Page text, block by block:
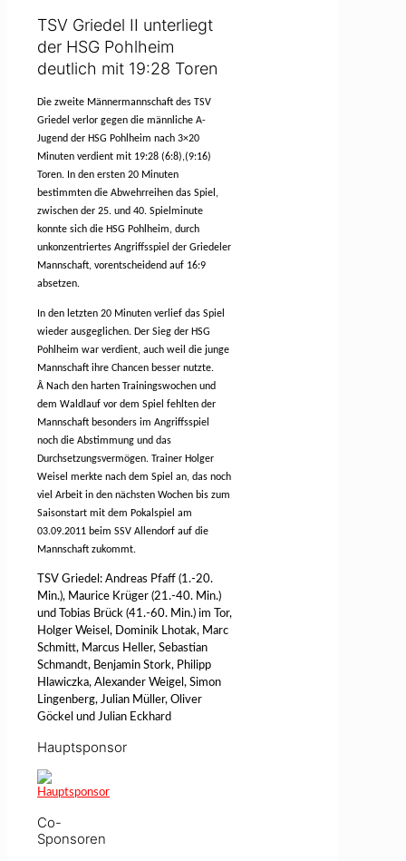
TSV Griedel II unterliegt
der HSG Pohlheim
deutlich mit 19:28 Toren
Die zweite Männermannschaft des TSV
Griedel verlor gegen die männliche A-
Jugend der HSG Pohlheim nach 3×20
Minuten verdient mit 19:28 (6:8),(9:16)
Toren. In den ersten 20 Minuten
bestimmten die Abwehrreihen das Spiel,
zwischen der 25. und 40. Spielminute
konnte sich die HSG Pohlheim, durch
unkonzentriertes Angriffsspiel der Griedeler
Mannschaft, vorentscheidend auf 16:9
absetzen.
In den letzten 20 Minuten verlief das Spiel
wieder ausgeglichen. Der Sieg der HSG
Pohlheim war verdient, auch weil die junge
Mannschaft ihre Chancen besser nutzte.
Â Nach den harten Trainingswochen und
dem Waldlauf vor dem Spiel fehlten der
Mannschaft besonders im Angriffsspiel
noch die Abstimmung und das
Durchsetzungsvermögen. Trainer Holger
Weisel merkte nach dem Spiel an, das noch
viel Arbeit in den nächsten Wochen bis zum
Saisonstart mit dem Pokalspiel am
03.09.2011 beim SSV Allendorf auf die
Mannschaft zukommt.
TSV Griedel: Andreas Pfaff (1.-20.
Min.), Maurice Krüger (21.-40. Min.)
und Tobias Brück (41.-60. Min.) im Tor,
Holger Weisel, Dominik Lhotak, Marc
Schmitt, Marcus Heller, Sebastian
Schmandt, Benjamin Stork, Philipp
Hlawiczka, Alexander Weigel, Simon
Lingenberg, Julian Müller, Oliver
Göckel und Julian Eckhard
Hauptsponsor
Co-
Sponsoren